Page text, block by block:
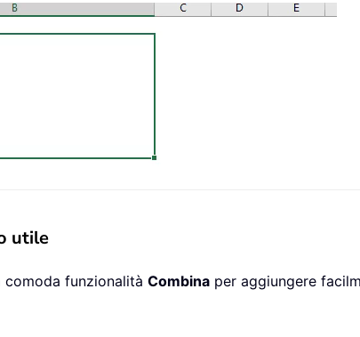
utile
funzionalità Combina per aggiungere